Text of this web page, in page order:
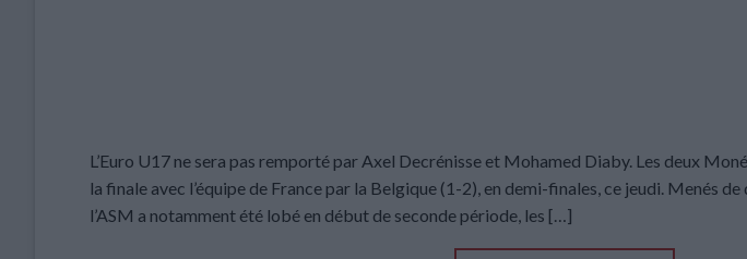
L’Euro U17 ne sera pas remporté par Axel Decrénisse et Mohamed Diaby. Les deux
la finale avec l’équipe de France par la Belgique (1-2), en demi-finales, ce jeudi. Menés
l’ASM a notamment été lobé en début de seconde période, les […]